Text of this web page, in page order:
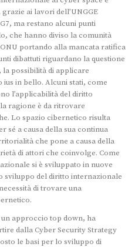
ai lavori dell’UNGGE
ma restano alcuni punti
che hanno diviso la comunità
portando alla mancata ratifica
dibattuti riguardano la questione
possibilità di applicare
in bello. Alcuni stati, come
l’applicabilità del diritto
ragione è da ritrovare
Lo spazio cibernetico risulta
sé a causa della sua continua
che pone a causa della
di attori che coinvolge. Come
si è sviluppato in nuove
sviluppo del diritto internazionale
di trovare una
approccio top down, ha
dalla Cyber Security Strategy
le basi per lo sviluppo di